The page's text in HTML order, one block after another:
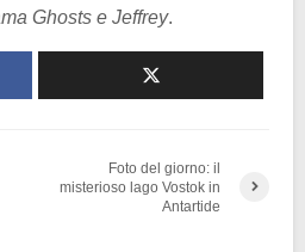
Ghosts e Jeffrey.
Foto del giorno: il
misterioso lago Vostok in
Antartide